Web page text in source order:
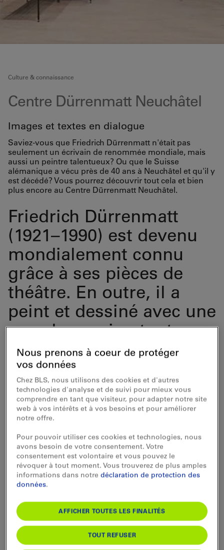
Culture & connaissance
Centre Dürrenmatt Neuchâtel
Images et textes en dialogue
Saviez-vous que Friedrich Dürrenmatt n'était pas
seulement un écrivain de renommée mondiale, mais
aussi un peintre talentueux? Ou que le Suisse
alémanique a vécu près de 40 ans à Neuchâtel et qu'il y
est décédé? Vous pourrez découvrir tout cela et bien
plus encore au Centre Dürrenmatt Neuchâtel.
Friedrich Dürrenmatt
(1921–1990) est devenu
mondialement connu
grâce à ses pièces de
théâtre. En outre, il a
peint et dessiné avec une
grande passion tout au
long de sa vie.
«L'écriture était son
métier, la peinture sa
passion». Le Centre
Dürrenmatt vous permet
de découvrir cette facette
moins connue de
l'artiste et présente ses
tableaux en dialogue
avec son œuvre
littéraire.
Nous prenons à coeur de protéger
vos données
Chez BLS, nous utilisons des cookies et d'autres
technologies d'analyse et de suivi pour mieux vous
comprendre en tant que visiteur, pour adapter notre site
web à vos intérêts et à vos besoins et pour améliorer
notre offre.
Pour pouvoir utiliser ces cookies et technologies, nous
avons besoin de votre consentement. Votre
consentement est volontaire et vous pouvez le
révoquer à tout moment. Vous trouverez de plus amples
informations dans notredéclaration de protection des
données.
AFFICHER TOUTES LES FINALITÉS
TOUT REFUSER